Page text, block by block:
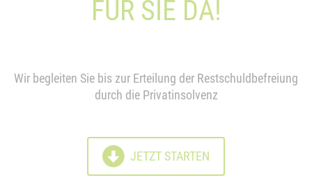
FÜR SIE DA!
Wir begleiten Sie bis zur Erteilung der Restschuldbefreiung
durch die Privatinsolvenz
JETZT STARTEN